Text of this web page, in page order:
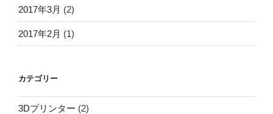
2017年3月 (2)
2017年2月 (1)
カテゴリー
3Dプリンター (2)